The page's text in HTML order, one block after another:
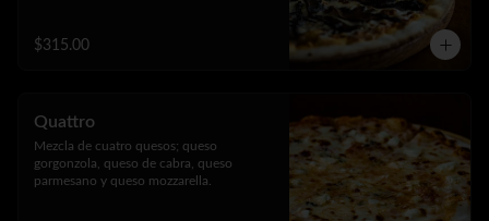
$315.00
Quattro
Mezcla de cuatro quesos; queso
gorgonzola, queso de cabra, queso
parmesano y queso mozzarella.